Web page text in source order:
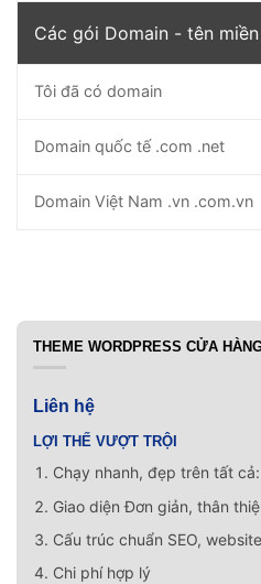
Các gói Domain - tên miền
Tôi đã có domain
Domain quốc tế .com .net
Domain Việt Nam .vn .com.vn
THEME WORDPRESS CỬA
Liên hệ
LỢI THẾ VƯỢT TRỘI
Chạy nhanh, đẹp trên tất
Giao diện Đơn giản, thân
Cấu trúc chuẩn SEO,
Chi phí hợp lý